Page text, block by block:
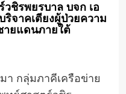
ชิรพยรบาล บจก เอ
ริจาคเตียงผู้ป่วยความ
ายแดนภายใต้
า กลุ่มภาคีเครือข่าย